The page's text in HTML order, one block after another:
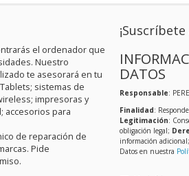
el ordenador que
Nuestro
te asesorará en tu
sistemas de
impresoras y
accesorios para
de reparación de
Pide
DATOS
Responsable:
Finalidad:
Legitimación:
obligación legal;
información adicional;
Datos en nuestra